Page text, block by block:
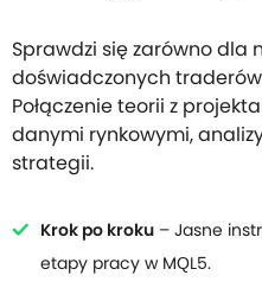
Sprawdzi się zarówno dla
doświadczonych
Połączenie teorii z
danymi rynkowymi,
strategii.
Krok po kroku – Jasne
etapy pracy w MQL5.